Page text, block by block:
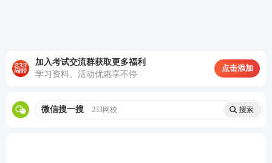
加入考试交流群获取更多福利
学习资料、活动优惠享不停
点击添加
微信搜一搜 233网校